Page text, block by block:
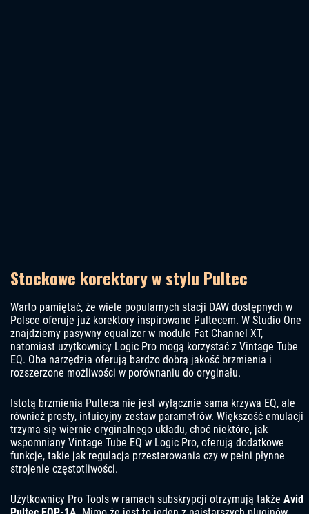
Stockowe korektory w stylu Pultec
Warto pamiętać, że wiele popularnych stacji DAW dostępnych w
Polsce oferuje już korektory inspirowane Pultecem. W Studio One
znajdziemy pasywny equalizer w module Fat Channel XT,
natomiast użytkownicy Logic Pro mogą korzystać z Vintage Tube
EQ. Oba narzędzia oferują bardzo dobrą jakość brzmienia i
rozszerzone możliwości w porównaniu do oryginału.
Istotą brzmienia Pulteca nie jest wyłącznie sama krzywa EQ, ale
również prosty, intuicyjny zestaw parametrów. Większość emulacji
trzyma się wiernie oryginalnego układu, choć niektóre, jak
wspomniany Vintage Tube EQ w Logic Pro, oferują dodatkowe
funkcje, takie jak regulacja przesterowania czy w pełni płynne
strojenie częstotliwości.
Użytkownicy Pro Tools w ramach subskrypcji otrzymują także Avid